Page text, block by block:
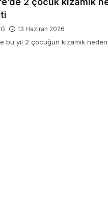
13 Haziran 2026
bu yıl 2 çocuğun kızamık